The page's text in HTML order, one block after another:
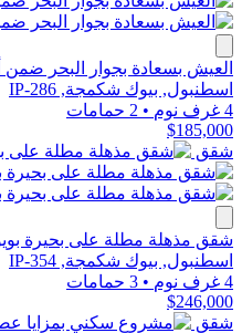
العيش بسعادة بجوار البحر
اسطنبول, بيوك شكمجة, IP-286
4 غرف نوم
• 2 حمامات
$185,000
شقق
شقق مذهلة مطلة على بحيرة
اسطنبول, بيوك شكمجة, IP-354
4 غرف نوم
• 3 حمامات
$246,000
شقق